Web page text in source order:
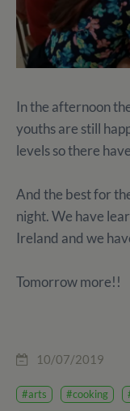
In the afternoon
youths are still
levels so there
And the best for
night. We have
Ireland and we
Tomorrow more!!
10/07/2019
#arts #cooking